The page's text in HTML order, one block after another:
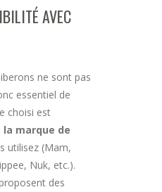
AVEC
ne sont pas
essentiel de
choisi est
marque de
utilisez (Mam,
Nuk, etc.).
des